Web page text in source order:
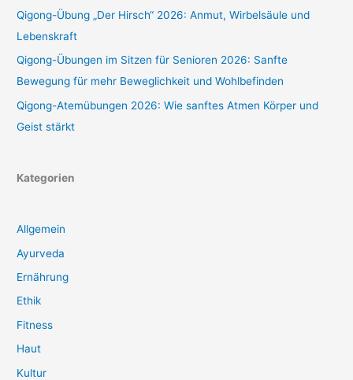
Qigong-Übung „Der Hirsch“ 2026: Anmut, Wirbelsäule und
Lebenskraft
Qigong-Übungen im Sitzen für Senioren 2026: Sanfte
Bewegung für mehr Beweglichkeit und Wohlbefinden
Qigong-Atemübungen 2026: Wie sanftes Atmen Körper und
Geist stärkt
Kategorien
Allgemein
Ayurveda
Ernährung
Ethik
Fitness
Haut
Kultur